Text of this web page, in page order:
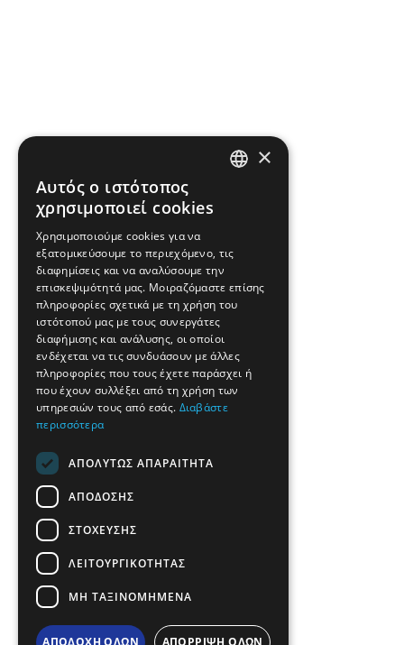
FRENCH
BULGARIAN
ROMANIAN
TURKISH
×
Αυτός ο ιστότοπος
χρησιμοποιεί cookies
Χρησιμοποιούμε cookies για να
εξατομικεύσουμε το περιεχόμενο, τις
διαφημίσεις και να αναλύσουμε την
επισκεψιμότητά μας. Μοιραζόμαστε επίσης
πληροφορίες σχετικά με τη χρήση του
ιστότοπού μας με τους συνεργάτες
διαφήμισης και ανάλυσης, οι οποίοι
ενδέχεται να τις συνδυάσουν με άλλες
πληροφορίες που τους έχετε παράσχει ή
που έχουν συλλέξει από τη χρήση των
υπηρεσιών τους από εσάς. Διαβάστε
περισσότερα
ΑΠΟΛΎΤΩΣ ΑΠΑΡΑΊΤΗΤΑ
ΑΠΌΔΟΣΗΣ
ΣΤΌΧΕΥΣΗΣ
ΛΕΙΤΟΥΡΓΙΚΌΤΗΤΑΣ
ΜΗ ΤΑΞΙΝΟΜΗΜΈΝΑ
ΑΠΟΔΟΧΉ ΌΛΩΝ ΑΠΌΡΡΙΨΗ ΌΛΩΝ